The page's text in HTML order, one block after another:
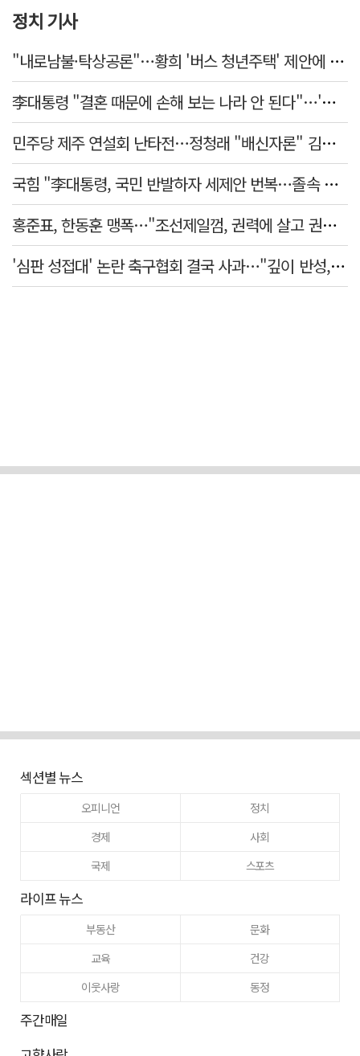
정치 기사
"내로남불·탁상공론"…황희 '버스 청년주택' 제안에 與 내부서도 쓴소리
李대통령 "결혼 때문에 손해 보는 나라 안 된다"…'결혼 페널티' 22개 손본다
민주당 제주 연설회 난타전…정청래 "배신자론" 김민석 "관리 무능"
국힘 "李대통령, 국민 반발하자 세제안 번복…졸속 국정 즉각 중단"
홍준표, 한동훈 맹폭…"조선제일껌, 권력에 살고 권력에 죽었다"
'심판 성접대' 논란 축구협회 결국 사과…"깊이 반성, 쇄신하겠다"
섹션별 뉴스
오피니언
정치
경제
사회
국제
스포츠
라이프 뉴스
부동산
문화
교육
건강
이웃사랑
동정
주간매일